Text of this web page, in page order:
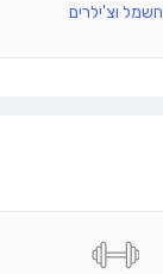
חשמל וצ'ילרים